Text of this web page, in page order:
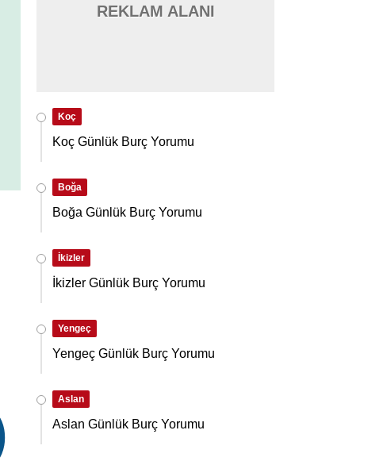
REKLAM ALANI
Koç
Koç Günlük Burç Yorumu
Boğa
Boğa Günlük Burç Yorumu
İkizler
İkizler Günlük Burç Yorumu
Yengeç
Yengeç Günlük Burç Yorumu
Aslan
Aslan Günlük Burç Yorumu